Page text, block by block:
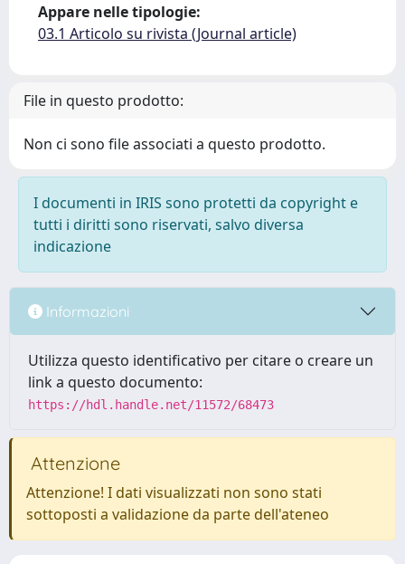
Appare nelle tipologie:
03.1 Articolo su rivista (Journal article)
File in questo prodotto:
Non ci sono file associati a questo prodotto.
I documenti in IRIS sono protetti da copyright e
tutti i diritti sono riservati, salvo diversa
indicazione
Informazioni
Utilizza questo identificativo per citare o creare un
link a questo documento:
https://hdl.handle.net/11572/68473
Attenzione
Attenzione! I dati visualizzati non sono stati
sottoposti a validazione da parte dell'ateneo